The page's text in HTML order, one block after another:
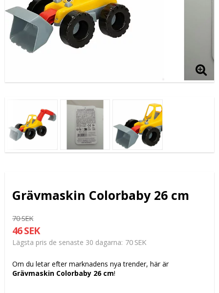
Grävmaskin Colorbaby 26 cm
70 SEK
46 SEK
Lägsta pris de senaste 30 dagarna 70 SEK
Om du letar efter marknadens nya trender, här är
Grävmaskin Colorbaby 26 cm!